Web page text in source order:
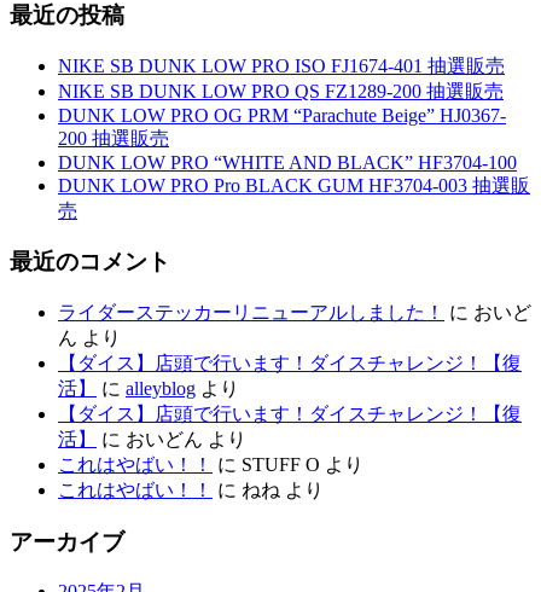
最近の投稿
NIKE SB DUNK LOW PRO ISO FJ1674-401 抽選販売
NIKE SB DUNK LOW PRO QS FZ1289-200 抽選販売
DUNK LOW PRO OG PRM “Parachute Beige” HJ0367-
200 抽選販売
DUNK LOW PRO “WHITE AND BLACK” HF3704-100
DUNK LOW PRO Pro BLACK GUM HF3704-003 抽選販
売
最近のコメント
ライダーステッカーリニューアルしました！ に おいど
ん より
【ダイス】店頭で行います！ダイスチャレンジ！【復
活】
に alleyblog より
【ダイス】店頭で行います！ダイスチャレンジ！【復
活】
に おいどん より
これはやばい！！
に STUFF O より
これはやばい！！
に ねね より
アーカイブ